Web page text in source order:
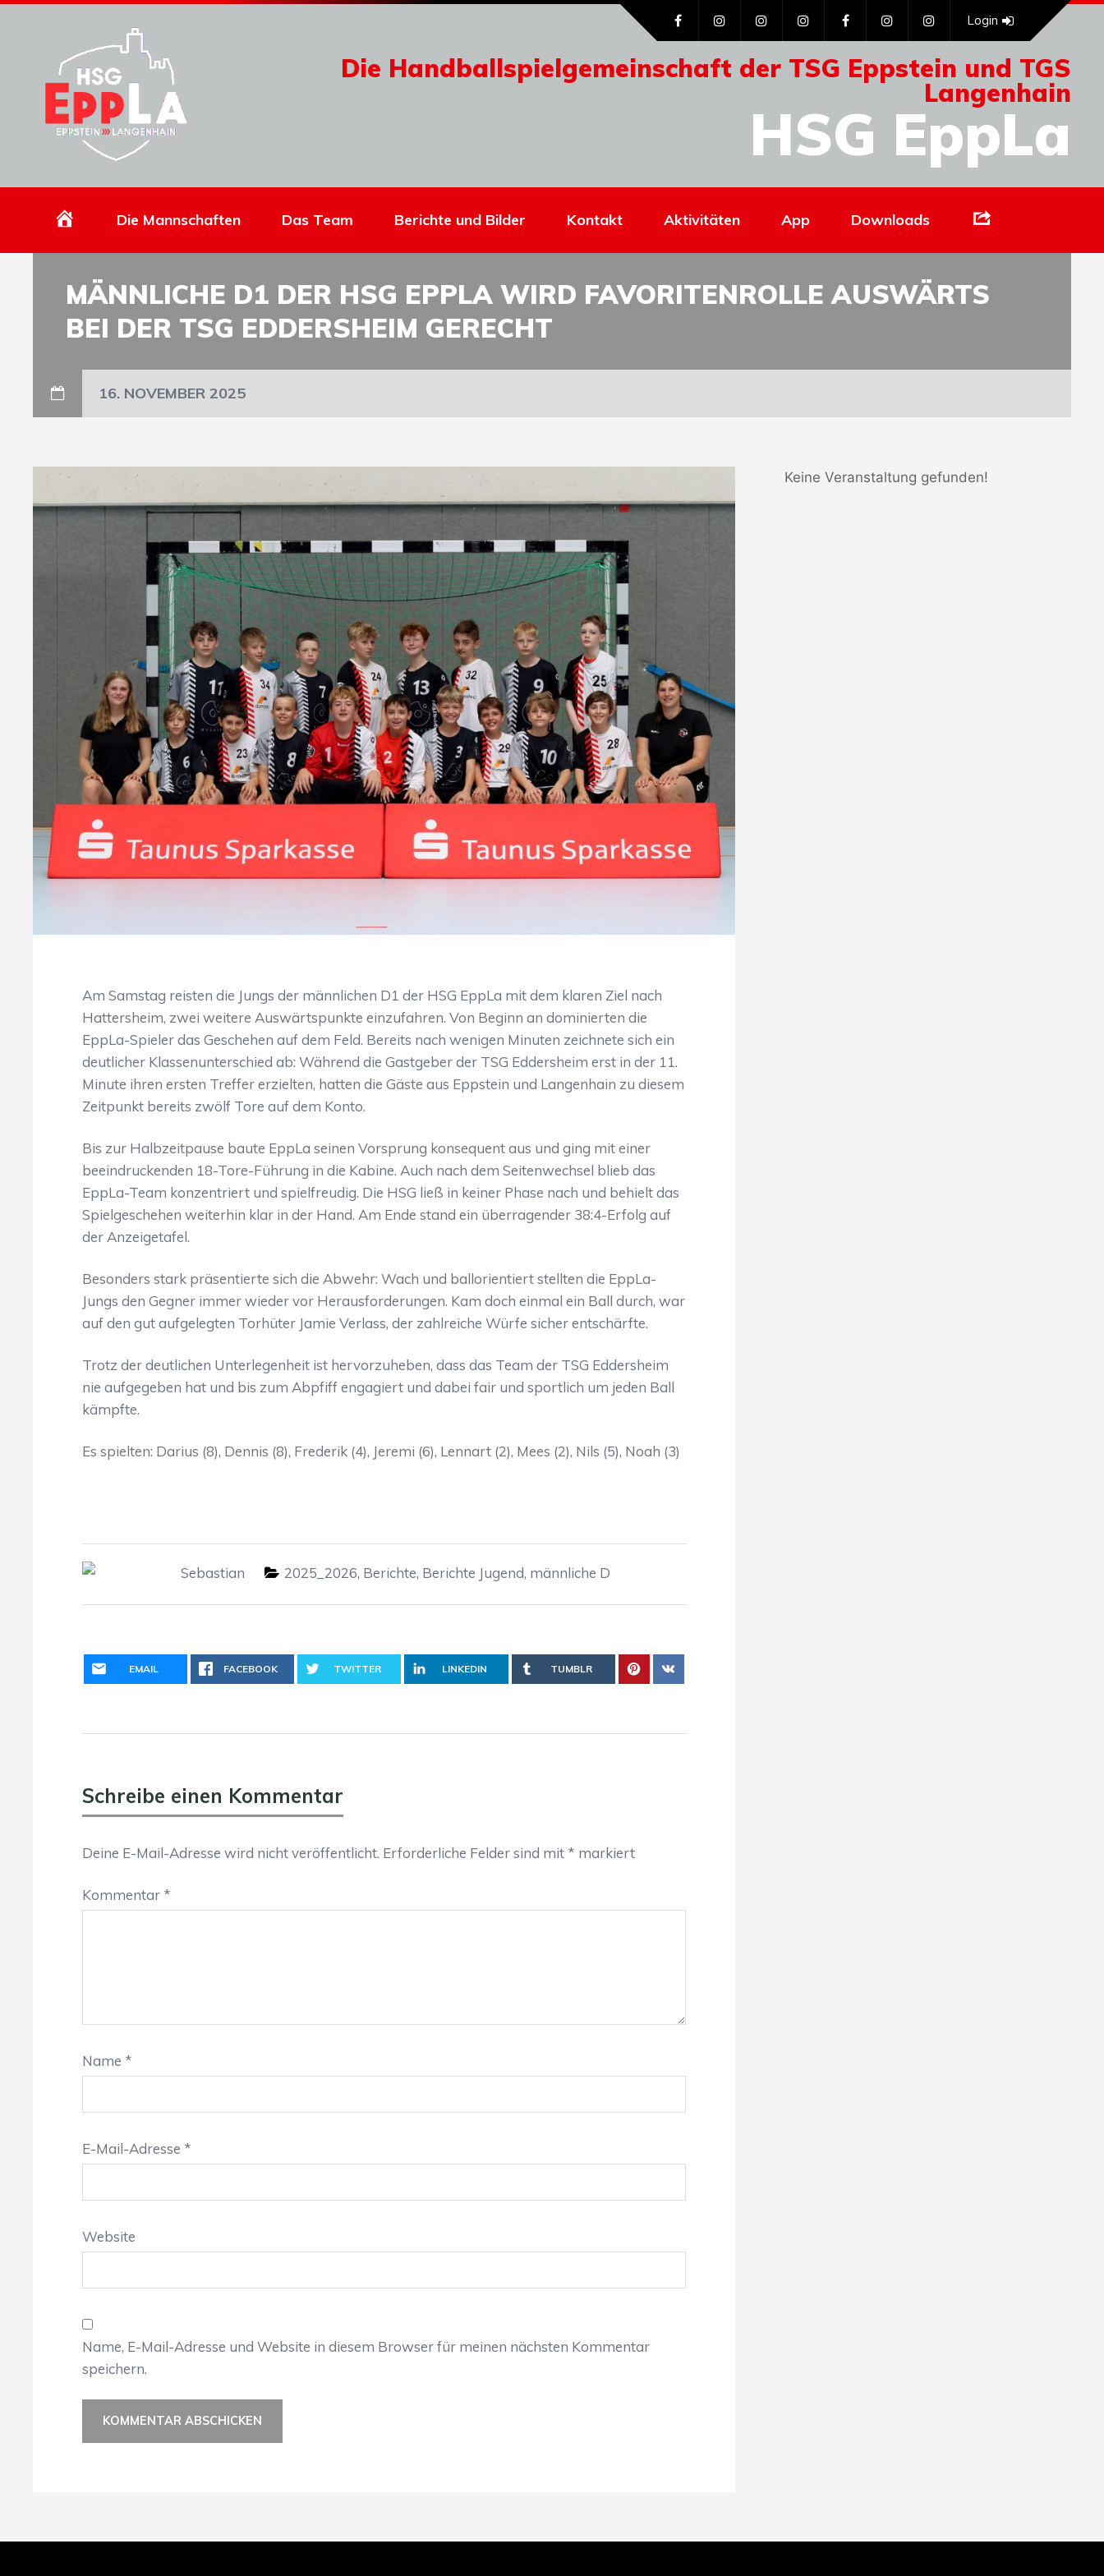
Die Handballspielgemeinschaft der TSG Eppstein und TGS
Langenhain
HSG EppLa
Login
HomepageDie Mannschaften Das Team Berichte und Bilder Kontakt Aktivitäten App Downloads
MÄNNLICHE D1 DER HSG EPPLA WIRD FAVORITENROLLE AUSWÄRTS
BEI DER TSG EDDERSHEIM GERECHT
16. NOVEMBER 2025
Am Samstag reisten die Jungs der männlichen D1 der HSG EppLa mit dem klaren Ziel nach
Hattersheim, zwei weitere Auswärtspunkte einzufahren. Von Beginn an dominierten die
EppLa-Spieler das Geschehen auf dem Feld. Bereits nach wenigen Minuten zeichnete sich ein
deutlicher Klassenunterschied ab: Während die Gastgeber der TSG Eddersheim erst in der 11.
Minute ihren ersten Treffer erzielten, hatten die Gäste aus Eppstein und Langenhain zu diesem
Zeitpunkt bereits zwölf Tore auf dem Konto.
Bis zur Halbzeitpause baute EppLa seinen Vorsprung konsequent aus und ging mit einer
beeindruckenden 18-Tore-Führung in die Kabine. Auch nach dem Seitenwechsel blieb das
EppLa-Team konzentriert und spielfreudig. Die HSG ließ in keiner Phase nach und behielt das
Spielgeschehen weiterhin klar in der Hand. Am Ende stand ein überragender 38:4-Erfolg auf
der Anzeigetafel.
Besonders stark präsentierte sich die Abwehr: Wach und ballorientiert stellten die EppLa-
Jungs den Gegner immer wieder vor Herausforderungen. Kam doch einmal ein Ball durch, war
auf den gut aufgelegten Torhüter Jamie Verlass, der zahlreiche Würfe sicher entschärfte.
Trotz der deutlichen Unterlegenheit ist hervorzuheben, dass das Team der TSG Eddersheim
nie aufgegeben hat und bis zum Abpfiff engagiert und dabei fair und sportlich um jeden Ball
kämpfte.
Es spielten: Darius (8), Dennis (8), Frederik (4), Jeremi (6), Lennart (2), Mees (2), Nils (5), Noah (3)
Sebastian 2025_2026, Berichte, Berichte Jugend, männliche D
EMAIL FACEBOOK TWITTER LINKEDIN TUMBLR
Schreibe einen Kommentar
Deine E-Mail-Adresse wird nicht veröffentlicht. Erforderliche Felder sind mit * markiert
Kommentar *
Name *
E-Mail-Adresse *
Website
Name, E-Mail-Adresse und Website in diesem Browser für meinen nächsten Kommentar
speichern.
Keine Veranstaltung gefunden!